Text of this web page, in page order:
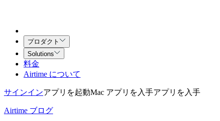
プロダクト
Solutions
料金
Airtime について
サインインアプリを起動Mac アプリを入手アプリを入手
Airtime ブログ